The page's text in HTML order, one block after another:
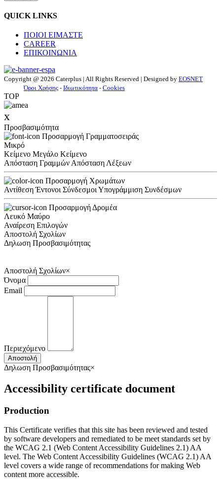
QUICK LINKS
ΠΟΙΟΙ ΕΙΜΑΣΤΕ
CAREER
ΕΠΙΚΟΙΝΩΝΙΑ
Copyright @ 2026 Caterplus | All Rights Reserved | Designed by EOSNET
Όροι Χρήσης - Ιδιωτικότητα - Cookies
TOP
x
Προσβασιμότητα
Προσαρμογή Γραμματοσειράς
Μικρό
Κείμενο Μεγάλο Κείμενο
Απόσταση ΓραμμώνΑπόσταση Λέξεων
Προσαρμογή Χρωμάτων
Αντίθεση Έντονοι ΣύνδεσμοιΥπογράμμιση Συνδέσμων
Προσαρμογή Δρομέα
Λευκό Μαύρο
Αναίρεση Επιλογών
Αποστολή Σχολίων
Δηλωση Προσβασιμότητας
Αποστολή Σχολίων×
Όνομα
Email
Περιεχόμενο
Αποστολή
Δηλωση Προσβασιμότητας×
Accessibility certificate document
Production
This Certificate verifies that this site has been reviewed and tested
by software developers and remediated to be meet standards set by
the WCAG 2.1 (Web Content Accessibility Guidelines 2.1) AA
level. The Web Content Accessibility Guidelines (WCAG 2.1) AA
level covers a wide range of recommendations for making Web
content more accessible.